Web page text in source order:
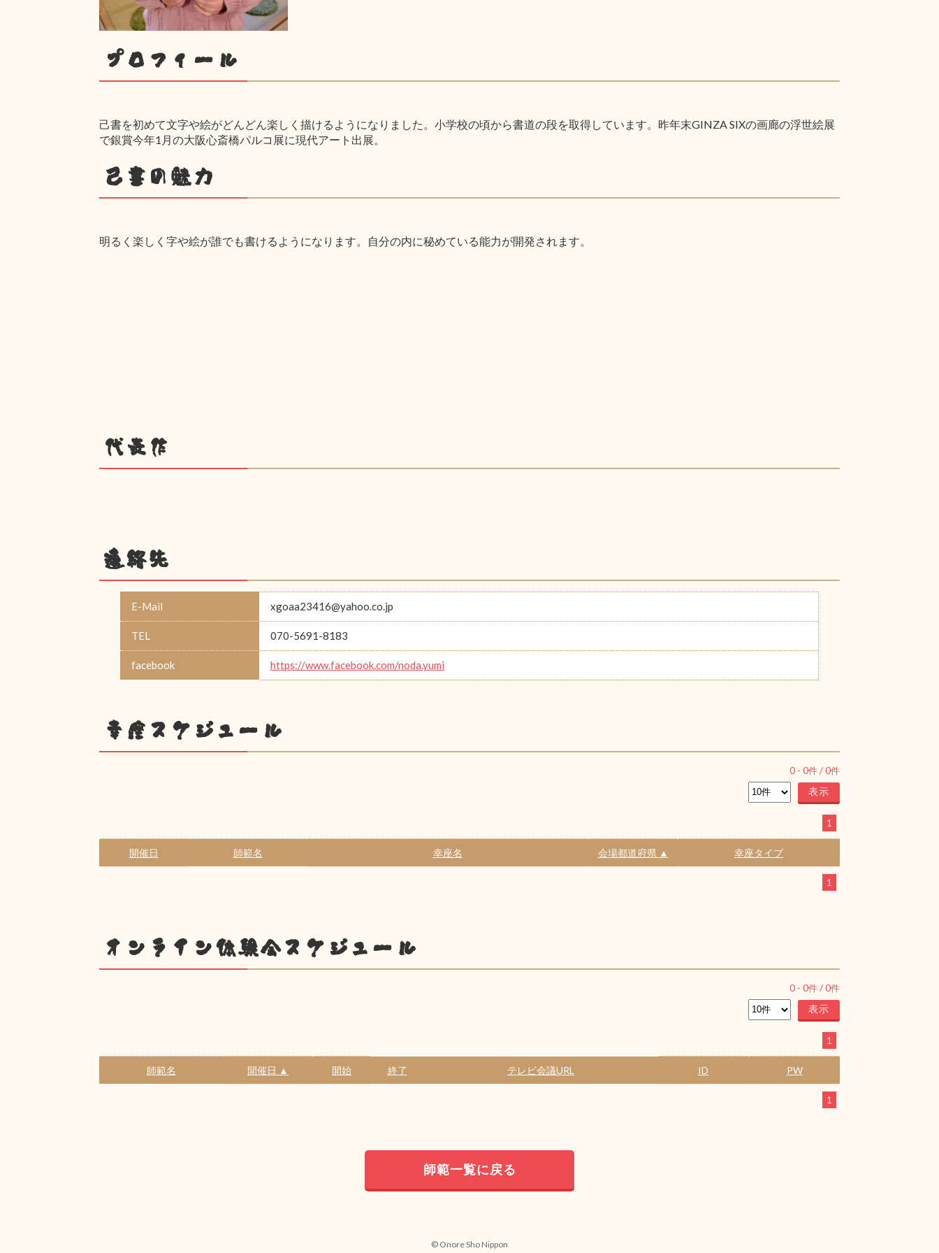
プロフィール
己書を初めて文字や絵がどんどん楽しく描けるようになりました。小学校の頃から書道の段を取得しています。昨年末GINZA SIXの画廊の浮世絵展
で銀賞今年1月の大阪心斎橋パルコ展に現代アート出展。
己書の魅力
明るく楽しく字や絵が誰でも書けるようになります。自分の内に秘めている能力が開発されます。
代表作
連絡先
E-Mail xgoaa23416@yahoo.co.jp
TEL 070-5691-8183
facebook https://www.facebook.com/noda.yumi
幸座スケジュール
0 - 0件 /0件
1
開催日 師範名 幸座名 会場都道府県 ▲ 幸座タイプ
1
オンライン体験会スケジュール
0 - 0件 /0件
1
師範名 開催日 ▲ 開始 終了 テレビ会議URL ID PW
1
師範一覧に戻る
© Onore Sho Nippon